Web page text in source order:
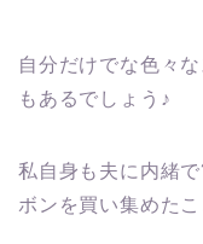
自分だけでな色々
もあるでしょう♪
私自身も夫に内緒
ボンを買い集めた